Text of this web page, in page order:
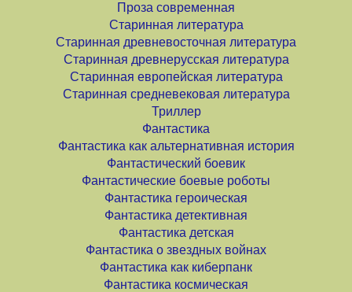
Проза современная
Старинная литература
Старинная древневосточная литература
Старинная древнерусская литература
Старинная европейская литература
Старинная средневековая литература
Триллер
Фантастика
Фантастика как альтернативная история
Фантастический боевик
Фантастические боевые роботы
Фантастика героическая
Фантастика детективная
Фантастика детская
Фантастика о звездных войнах
Фантастика как киберпанк
Фантастика космическая